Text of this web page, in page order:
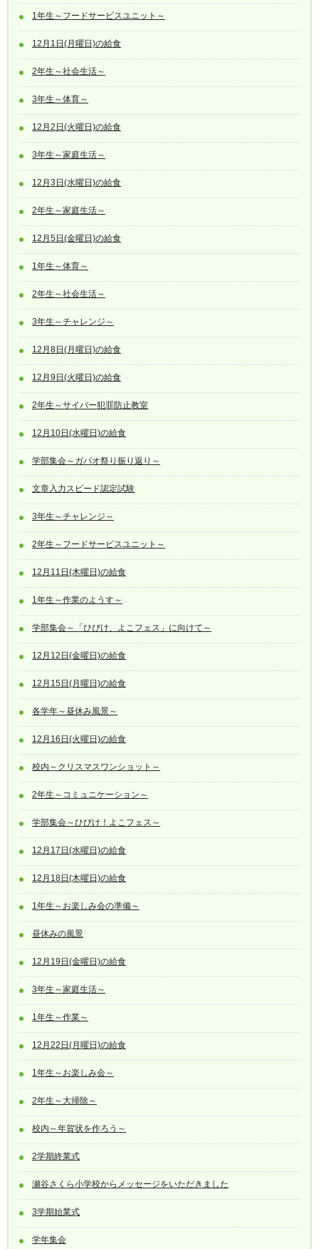
1年生～フードサービスユニット～
12月1日(月曜日)の給食
2年生～社会生活～
3年生～体育～
12月2日(火曜日)の給食
3年生～家庭生活～
12月3日(水曜日)の給食
2年生～家庭生活～
12月5日(金曜日)の給食
1年生～体育～
2年生～社会生活～
3年生～チャレンジ～
12月8日(月曜日)の給食
12月9日(火曜日)の給食
2年生～サイバー犯罪防止教室
12月10日(水曜日)の給食
学部集会～ガパオ祭り振り返り～
文章入力スピード認定試験
3年生～チャレンジ～
2年生～フードサービスユニット～
12月11日(木曜日)の給食
1年生～作業のようす～
学部集会～「ひびけ、よこフェス」に向けて～
12月12日(金曜日)の給食
12月15日(月曜日)の給食
各学年～昼休み風景～
12月16日(火曜日)の給食
校内～クリスマスワンショット～
2年生～コミュニケーション～
学部集会～ひびけ！よこフェス～
12月17日(水曜日)の給食
12月18日(木曜日)の給食
1年生～お楽しみ会の準備～
昼休みの風景
12月19日(金曜日)の給食
3年生～家庭生活～
1年生～作業～
12月22日(月曜日)の給食
1年生～お楽しみ会～
2年生～大掃除～
校内～年賀状を作ろう～
2学期終業式
瀬谷さくら小学校からメッセージをいただきました
3学期始業式
学年集会